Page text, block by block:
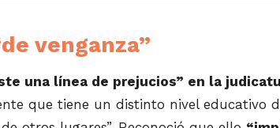
venganza”
una línea de prejucios” en la
que tiene un distinto nivel educativo